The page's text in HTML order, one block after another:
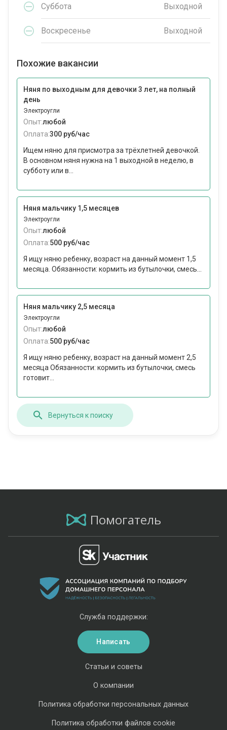
Суббота Выходной
Воскресенье Выходной
Похожие вакансии
Няня по выходным для девочки 3 лет, на полный
день
Электроугли
Опыт:любой
Оплата:300 руб/час
Ищем няню для присмотра за трёхлетней девочкой.
В основном няня нужна на 1 выходной в неделю, в
субботу или в...
Няня мальчику 1,5 месяцев
Электроугли
Опыт:любой
Оплата:500 руб/час
Я ищу няню ребенку, возраст на данный момент 1,5
месяца. Обязанности: кормить из бутылочки, смесь...
Няня мальчику 2,5 месяца
Электроугли
Опыт:любой
Оплата:500 руб/час
Я ищу няню ребенку, возраст на данный момент 2,5
месяца Обязанности: кормить из бутылочки, смесь
готовит...
Вернуться к поиску
Помогатель
Статьи и советы
О компании
Политика обработки персональных данных
Политика обработки файлов cookie
Служба поддержки:
Написать